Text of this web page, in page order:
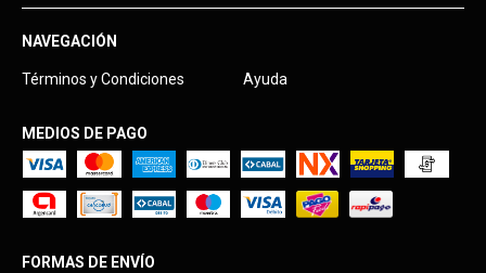
NAVEGACIÓN
Términos y Condiciones Ayuda
MEDIOS DE PAGO
FORMAS DE ENVÍO